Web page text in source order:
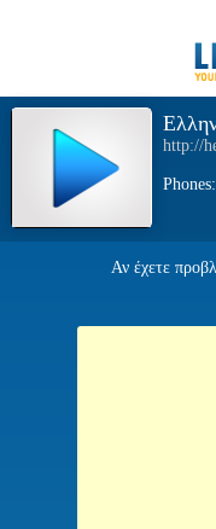
http://
Αν έχετε